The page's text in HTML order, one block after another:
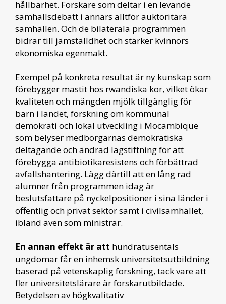
hållbarhet. Forskare som deltar i en levande
samhällsdebatt i annars alltför auktoritära
samhällen. Och de bilaterala programmen
bidrar till jämställdhet och stärker kvinnors
ekonomiska egenmakt.
Exempel på konkreta resultat är ny kunskap som
förebygger mastit hos rwandiska kor, vilket ökar
kvaliteten och mängden mjölk tillgänglig för
barn i landet, forskning om kommunal
demokrati och lokal utveckling i Mocambique
som belyser medborgarnas demokratiska
deltagande och ändrad lagstiftning för att
förebygga antibiotikaresistens och förbättrad
avfallshantering. Lägg därtill att en lång rad
alumner från programmen idag är
beslutsfattare på nyckelpositioner i sina länder i
offentlig och privat sektor samt i civilsamhället,
ibland även som ministrar.
En annan effekt är att hundratusentals
ungdomar får en inhemsk universitetsutbildning
baserad på vetenskaplig forskning, tack vare att
fler universitetslärare är forskarutbildade.
Betydelsen av högkvalitativ